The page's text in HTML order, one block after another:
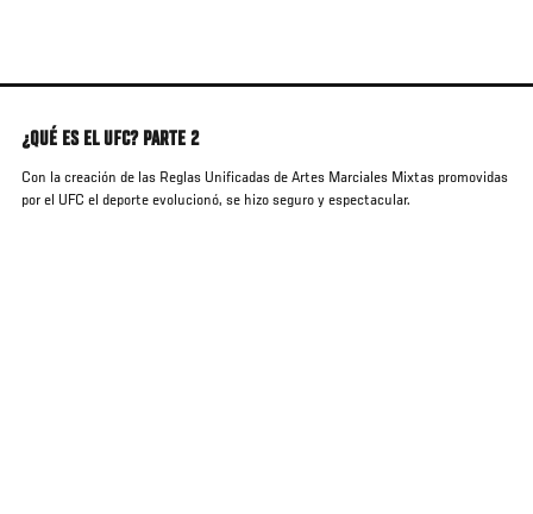
main
¿QUÉ ES EL UFC? PARTE 2
Con la creación de las Reglas Unificadas de Artes Marciales Mixtas promovidas
por el UFC el deporte evolucionó, se hizo seguro y espectacular.